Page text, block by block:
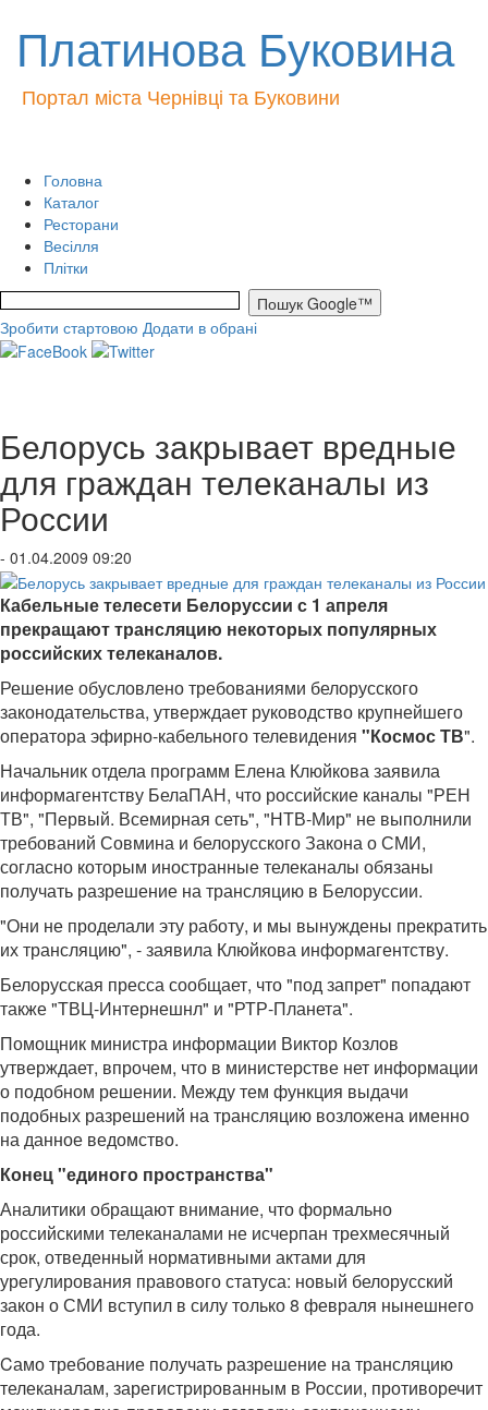
Платинова Буковина
Портал міста Чернівці та Буковини
Головна
Каталог
Ресторани
Весілля
Плітки
Зробити стартовою Додати в обрані
Белорусь закрывает вредные
для граждан телеканалы из
России
- 01.04.2009 09:20
Кабельные телесети Белоруссии с 1 апреля
прекращают трансляцию некоторых популярных
российских телеканалов.
Решение обусловлено требованиями белорусского
законодательства, утверждает руководство крупнейшего
оператора эфирно-кабельного телевидения "Космос ТВ".
Начальник отдела программ Елена Клюйкова заявила
информагентству БелаПАН, что российские каналы "РЕН
ТВ", "Первый. Всемирная сеть", "НТВ-Мир" не выполнили
требований Совмина и белорусского Закона о СМИ,
согласно которым иностранные телеканалы обязаны
получать разрешение на трансляцию в Белоруссии.
"Они не проделали эту работу, и мы вынуждены прекратить
их трансляцию", - заявила Клюйкова информагентству.
Белорусская пресса сообщает, что "под запрет" попадают
также "ТВЦ-Интернешнл" и "РТР-Планета".
Помощник министра информации Виктор Козлов
утверждает, впрочем, что в министерстве нет информации
о подобном решении. Между тем функция выдачи
подобных разрешений на трансляцию возложена именно
на данное ведомство.
Конец "единого пространства"
Аналитики обращают внимание, что формально
российскими телеканалами не исчерпан трехмесячный
срок, отведенный нормативными актами для
урегулирования правового статуса: новый белорусский
закон о СМИ вступил в силу только 8 февраля нынешнего
года.
Cамо требование получать разрешение на трансляцию
телеканалам, зарегистрированным в России, противоречит